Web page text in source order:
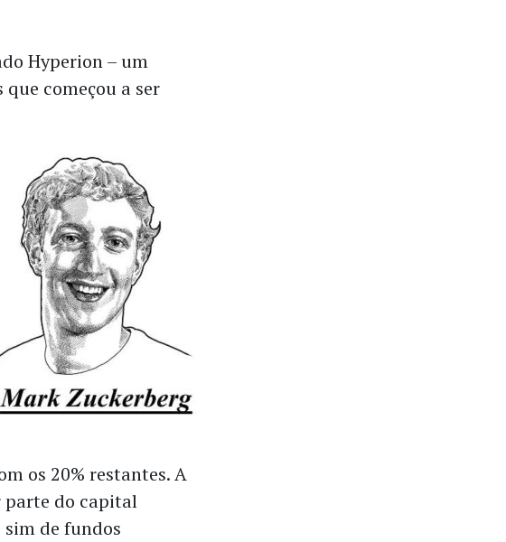
Hyperion – um
começou a ser
os 20% restantes. A
parte do capital
de fundos